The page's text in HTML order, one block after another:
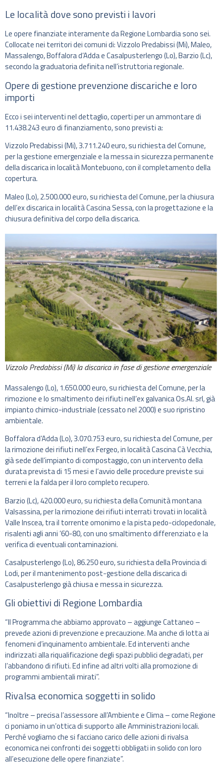
Le località dove sono previsti i lavori
Le opere finanziate interamente da Regione Lombardia sono sei.
Collocate nei territori dei comuni di: Vizzolo Predabissi (Mi), Maleo,
Massalengo, Boffalora d’Adda e Casalpusterlengo (Lo), Barzio (Lc),
secondo la graduatoria definita nell’istruttoria regionale.
Opere di gestione prevenzione discariche e loro
importi
Ecco i sei interventi nel dettaglio, coperti per un ammontare di
11.438.243 euro di finanziamento, sono previsti a:
Vizzolo Predabissi (Mi), 3.711.240 euro, su richiesta del Comune,
per la gestione emergenziale e la messa in sicurezza permanente
della discarica in località Montebuono, con il completamento della
copertura.
Maleo (Lo), 2.500.000 euro, su richiesta del Comune, per la chiusura
dell’ex discarica in località Cascina Sessa, con la progettazione e la
chiusura definitiva del corpo della discarica.
Vizzolo Predabissi (Mi) la discarica in fase di gestione emergenziale
Massalengo (Lo), 1.650.000 euro, su richiesta del Comune, per la
rimozione e lo smaltimento dei rifiuti nell’ex galvanica Os.Al. srl, già
impianto chimico-industriale (cessato nel 2000) e suo ripristino
ambientale.
Boffalora d’Adda (Lo), 3.070.753 euro, su richiesta del Comune, per
la rimozione dei rifiuti nell’ex Fergeo, in località Cascina Cà Vecchia,
già sede dell’impianto di compostaggio, con un intervento della
durata prevista di 15 mesi e l’avvio delle procedure previste sui
terreni e la falda per il loro completo recupero.
Barzio (Lc), 420.000 euro, su richiesta della Comunità montana
Valsassina, per la rimozione dei rifiuti interrati trovati in località
Valle Inscea, tra il torrente omonimo e la pista pedo-ciclopedonale,
risalenti agli anni ’60-80, con uno smaltimento differenziato e la
verifica di eventuali contaminazioni.
Casalpusterlengo (Lo), 86.250 euro, su richiesta della Provincia di
Lodi, per il mantenimento post-gestione della discarica di
Casalpusterlengo già chiusa e messa in sicurezza.
Gli obiettivi di Regione Lombardia
“Il Programma che abbiamo approvato – aggiunge Cattaneo –
prevede azioni di prevenzione e precauzione. Ma anche di lotta ai
fenomeni d’inquinamento ambientale. Ed interventi anche
indirizzati alla riqualificazione degli spazi pubblici degradati, per
l’abbandono di rifiuti. Ed infine ad altri volti alla promozione di
programmi ambientali mirati”.
Rivalsa economica soggetti in solido
“Inoltre – precisa l’assessore all’Ambiente e Clima – come Regione
ci poniamo in un’ottica di supporto alle Amministrazioni locali.
Perché vogliamo che si facciano carico delle azioni di rivalsa
economica nei confronti dei soggetti obbligati in solido con loro
all’esecuzione delle opere finanziate”.